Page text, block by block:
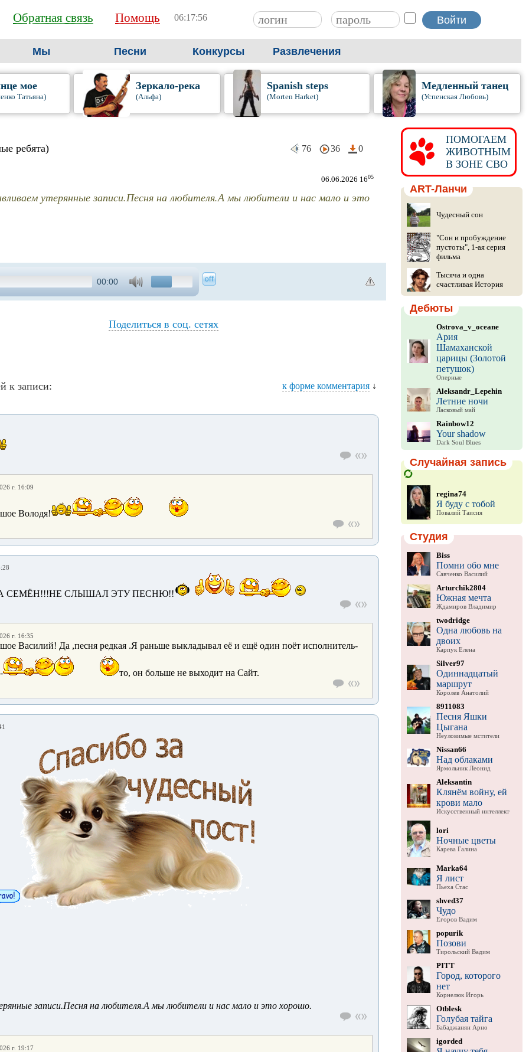
Обратная связь Помощь 06:17:57
Мы Песни Конкурсы Развлечения
мое
Татьяна)
Зеркало-река
(Альфа)
Spanish steps
(Morten Harket)
Медленный танец
(Успенская Любовь)
ребята) 76 36 0
06.06.2026 1605
утерянные записи.Песня на любителя.А мы любители и нас мало и это
00:00
Поделиться в соц. сетях
к записи: к форме комментария ↓
г. 16:09
Володя!
СЕМЁН!!!НЕ СЛЫШАЛ ЭТУ ПЕСНЮ!!
г. 16:35
Василий! Да ,песня редкая .Я раньше выкладывал её и ещё один поёт исполнитель-
то, он больше не выходит на Сайт.
записи.Песня на любителя.А мы любители и нас мало и это хорошо.
г. 19:17
ПОМОГАЕМ
ЖИВОТНЫМ
В ЗОНЕ СВО
ART-Ланчи
Чудесный сон
"Сон и пробуждение
пустоты", 1-ая серия
фильма
Тысяча и одна
счастливая История
Дебюты
Ostrova_v_oceane
Ария
Шамаханской
царицы (Золотой
петушок)
Оперные
Aleksandr_Lepehin
Летние ночи
Ласковый май
Rainbow12
Your shadow
Dark Soul Blues
Случайная запись
regina74
Я буду с тобой
Повалий Таисия
Студия
Biss
Помни обо мне
Савченко Василий
Arturchik2804
Южная мечта
Ждамиров Владимир
twodridge
Одна любовь на
двоих
Карпук Елена
Silver97
Одиннадцатый
маршрут
Королев Анатолий
8911083
Песня Яшки
Цыгана
Неуловимые мстители
Nissan66
Над облаками
Ярмольник Леонид
Aleksantin
Клянём войну, ей
крови мало
Искусственный интеллект
lori
Ночные цветы
Карева Галина
Marka64
Я лист
Пьеха Стас
shved37
Чудо
Егоров Вадим
popurik
Позови
Тирольский Вадим
PITT
Город, которого
нет
Корнелюк Игорь
Otblesk
Голубая тайга
Бабаджанян Арно
igorded